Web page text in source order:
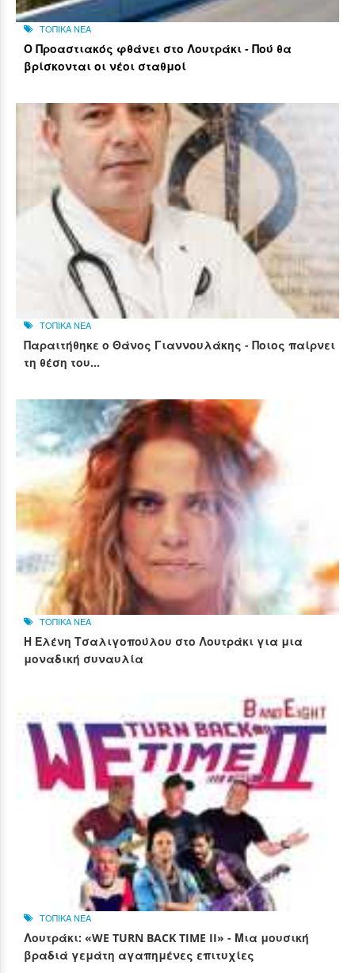
ΤΟΠΙΚΑ ΝΕΑ
Ο Προαστιακός φθάνει στο Λουτράκι - Πού θα
βρίσκονται οι νέοι σταθμοί
ΤΟΠΙΚΑ ΝΕΑ
Παραιτήθηκε ο Θάνος Γιαννουλάκης - Ποιος παίρνει
τη θέση του...
ΤΟΠΙΚΑ ΝΕΑ
Η Ελένη Τσαλιγοπούλου στο Λουτράκι για μια
μοναδική συναυλία
ΤΟΠΙΚΑ ΝΕΑ
Λουτράκι: «WE TURN BACK TIME II» - Μια μουσική
βραδιά γεμάτη αγαπημένες επιτυχίες